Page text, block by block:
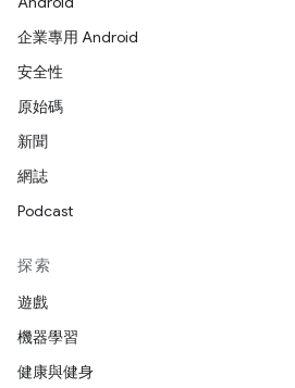
企業專用 Android
安全性
原始碼
新聞
網誌
Podcast
探索
遊戲
機器學習
健康與健身